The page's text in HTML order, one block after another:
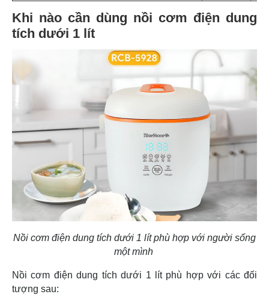
Khi nào cần dùng nồi cơm điện dung
tích dưới 1 lít
Nồi cơm điện dung tích dưới 1 lít phù hợp với người sống
một mình
Nồi cơm điện dung tích dưới 1 lít phù hợp với các đối
tượng sau: